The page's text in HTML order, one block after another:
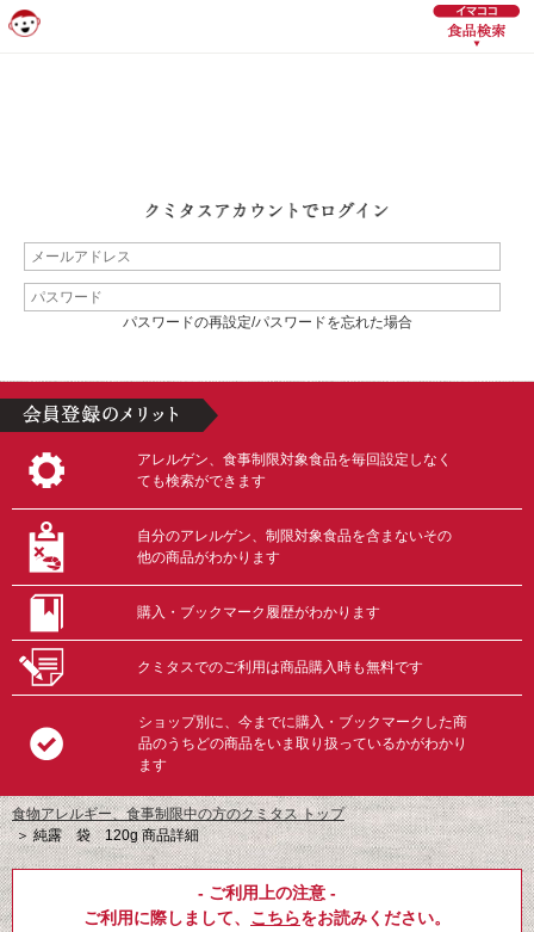
パスワードの再設定/パスワードを忘れた場合
アレルゲン、食事制限対象食品を毎回設定しなく
ても検索ができます
自分のアレルゲン、制限対象食品を含まないその
他の商品がわかります
購入・ブックマーク履歴がわかります
クミタスでのご利用は商品購入時も無料です
ショップ別に、今までに購入・ブックマークした商
品のうちどの商品をいま取り扱っているかがわかり
ます
食物アレルギー、食事制限中の方のクミタス トップ
＞純露 袋 120g 商品詳細
- ご利用上の注意 -
ご利用に際しまして、 こちらをお読みください。